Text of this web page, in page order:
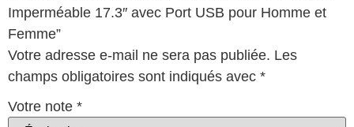
Imperméable 17.3″ avec Port USB pour Homme et
Femme”
Votre adresse e-mail ne sera pas publiée. Les
champs obligatoires sont indiqués avec *
Votre note *